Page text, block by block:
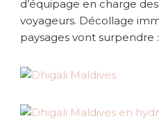
d’équipage en charge
voyageurs. Décollage
paysages vont surpendre :